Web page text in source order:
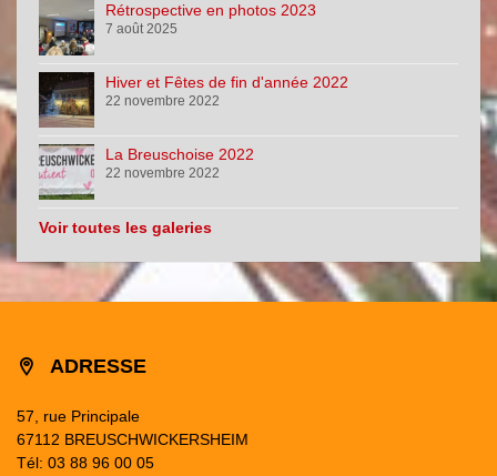
Rétrospective en photos 2023
7 août 2025
Hiver et Fêtes de fin d'année 2022
22 novembre 2022
La Breuschoise 2022
22 novembre 2022
Voir toutes les galeries
ADRESSE
57, rue Principale
67112 BREUSCHWICKERSHEIM
Tél: 03 88 96 00 05